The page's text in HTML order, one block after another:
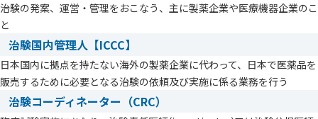
治験の発案、運営・管理をおこなう、主に製薬企業や医療機器企業のこ
と
治験国内管理人【ICCC】
日本国内に拠点を持たない海外の製薬企業に代わって、日本で医薬品を
販売するために必要となる治験の依頼及び実施に係る業務を行う
治験コーディネーター（CRC）